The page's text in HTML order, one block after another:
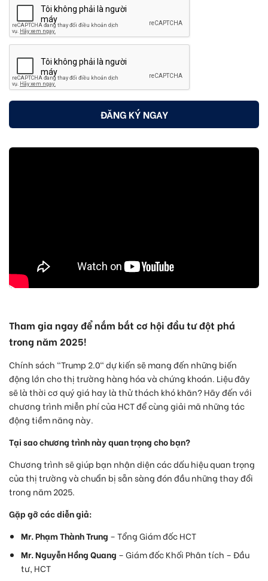
ĐĂNG KÝ NGAY
Tham gia ngay để nắm bắt cơ hội đầu tư đột phá
trong năm 2025!
Chính sách "Trump 2.0" dự kiến sẽ mang đến những biến
động lớn cho thị trường hàng hóa và chứng khoán. Liệu đây
sẽ là thời cơ quý giá hay là thử thách khó khăn? Hãy đến với
chương trình miễn phí của HCT để cùng giải mã những tác
động tiềm năng này.
Tại sao chương trình này quan trọng cho bạn?
Chương trình sẽ giúp bạn nhận diện các dấu hiệu quan trọng
của thị trường và chuẩn bị sẵn sàng đón đầu những thay đổi
trong năm 2025.
Gặp gỡ các diễn giả:
Mr. Phạm Thành Trung – Tổng Giám đốc HCT
Mr. Nguyễn Hồng Quang – Giám đốc Khối Phân tích – Đầu
tư, HCT